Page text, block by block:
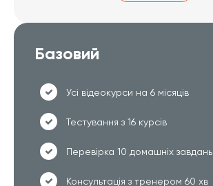
Базовий
Усі відеокурси на 6 місяців
Тестування з 16 курсів
Перевірка 10 домашніх завдань
Консультація з тренером 60 хв